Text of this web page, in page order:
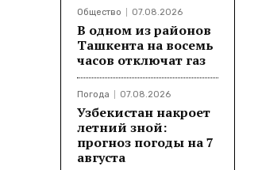
Общество 07.08.2026
В одном из районов
Ташкента на восемь
часов отключат газ
Погода 07.08.2026
Узбекистан накроет
летний зной:
прогноз погоды на 7
августа